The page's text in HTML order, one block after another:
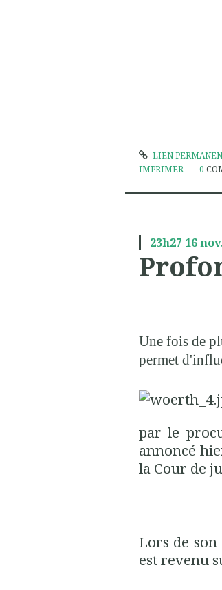
LIEN
IMPRIMER
0
23h27 16
Une fois de
permet
par le
annoncé
la Cour de
Lors de
est revenu